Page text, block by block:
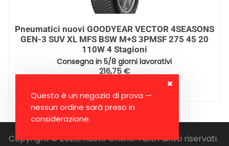
Questo è un negozio di prova —
nessun ordine sarà preso in
considerazione.
Pneumatici nuovi GOODYEAR VECTOR 4SEASONS
GEN-3 SUV XL MFS BSW M+S 3PMSF 275 45 20
110W 4 Stagioni
Consegna in 5/8 giorni lavorativi
216,75€
Copyright © 2026, Ruote Online. Tutti i diritti riservati.